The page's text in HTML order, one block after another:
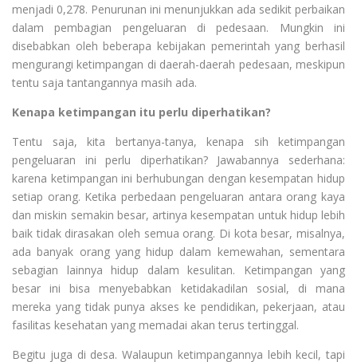
menjadi 0,278. Penurunan ini menunjukkan ada sedikit perbaikan
dalam pembagian pengeluaran di pedesaan. Mungkin ini
disebabkan oleh beberapa kebijakan pemerintah yang berhasil
mengurangi ketimpangan di daerah-daerah pedesaan, meskipun
tentu saja tantangannya masih ada.
Kenapa ketimpangan itu perlu diperhatikan?
Tentu saja, kita bertanya-tanya, kenapa sih ketimpangan
pengeluaran ini perlu diperhatikan? Jawabannya sederhana:
karena ketimpangan ini berhubungan dengan kesempatan hidup
setiap orang. Ketika perbedaan pengeluaran antara orang kaya
dan miskin semakin besar, artinya kesempatan untuk hidup lebih
baik tidak dirasakan oleh semua orang. Di kota besar, misalnya,
ada banyak orang yang hidup dalam kemewahan, sementara
sebagian lainnya hidup dalam kesulitan. Ketimpangan yang
besar ini bisa menyebabkan ketidakadilan sosial, di mana
mereka yang tidak punya akses ke pendidikan, pekerjaan, atau
fasilitas kesehatan yang memadai akan terus tertinggal.
Begitu juga di desa. Walaupun ketimpangannya lebih kecil, tapi